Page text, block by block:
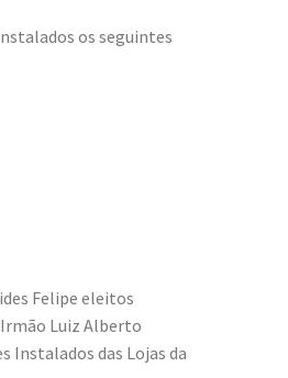
os seguintes
Felipe eleitos
Luiz Alberto
Instalados das Lojas da